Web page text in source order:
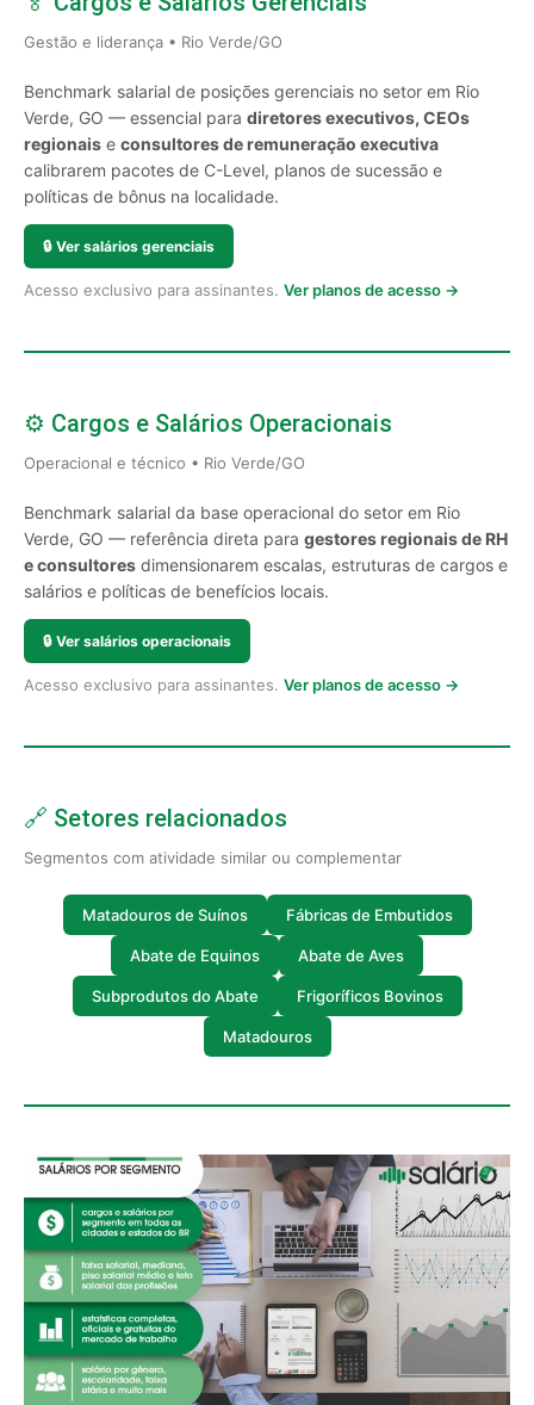
Gestão e liderança • Rio Verde/GO
Benchmark salarial de posições gerenciais no setor em Rio
Verde, GO — essencial para diretores executivos, CEOs
regionais e consultores de remuneração executiva
calibrarem pacotes de C-Level, planos de sucessão e
políticas de bônus na localidade.
🔒 Ver salários gerenciais
Acesso exclusivo para assinantes. Ver planos de acesso →
⚙️ Cargos e Salários Operacionais
Operacional e técnico • Rio Verde/GO
Benchmark salarial da base operacional do setor em Rio
Verde, GO — referência direta para gestores regionais de RH
e consultores dimensionarem escalas, estruturas de cargos e
salários e políticas de benefícios locais.
🔒 Ver salários operacionais
Acesso exclusivo para assinantes. Ver planos de acesso →
🔗 Setores relacionados
Segmentos com atividade similar ou complementar
Matadouros de Suínos Fábricas de Embutidos
Abate de Equinos Abate de Aves
Subprodutos do Abate Frigoríficos Bovinos
Matadouros